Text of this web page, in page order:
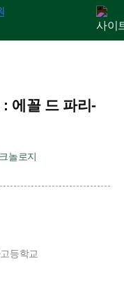
에꼴 드 파리-
놀로지
등학교